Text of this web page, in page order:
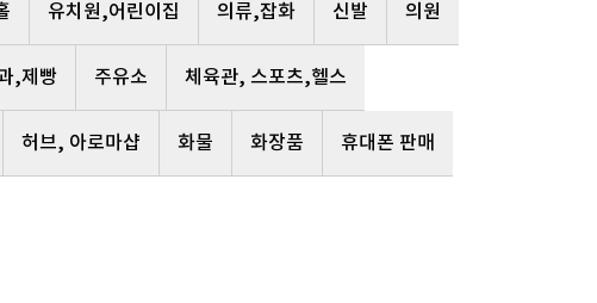
유치원,어린이집 의류,잡화 신발 의원
,제빵 주유소 체육관, 스포츠,헬스
허브, 아로마샵 화물 화장품 휴대폰 판매